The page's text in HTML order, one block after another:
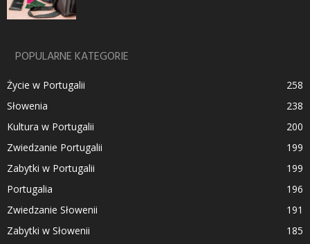
POPULARNE KATEGORIE
Życie w Portugalii
258
Słowenia
238
Kultura w Portugalii
200
Zwiedzanie Portugalii
199
Zabytki w Portugalii
199
Portugalia
196
Zwiedzanie Słowenii
191
Zabytki w Słowenii
185